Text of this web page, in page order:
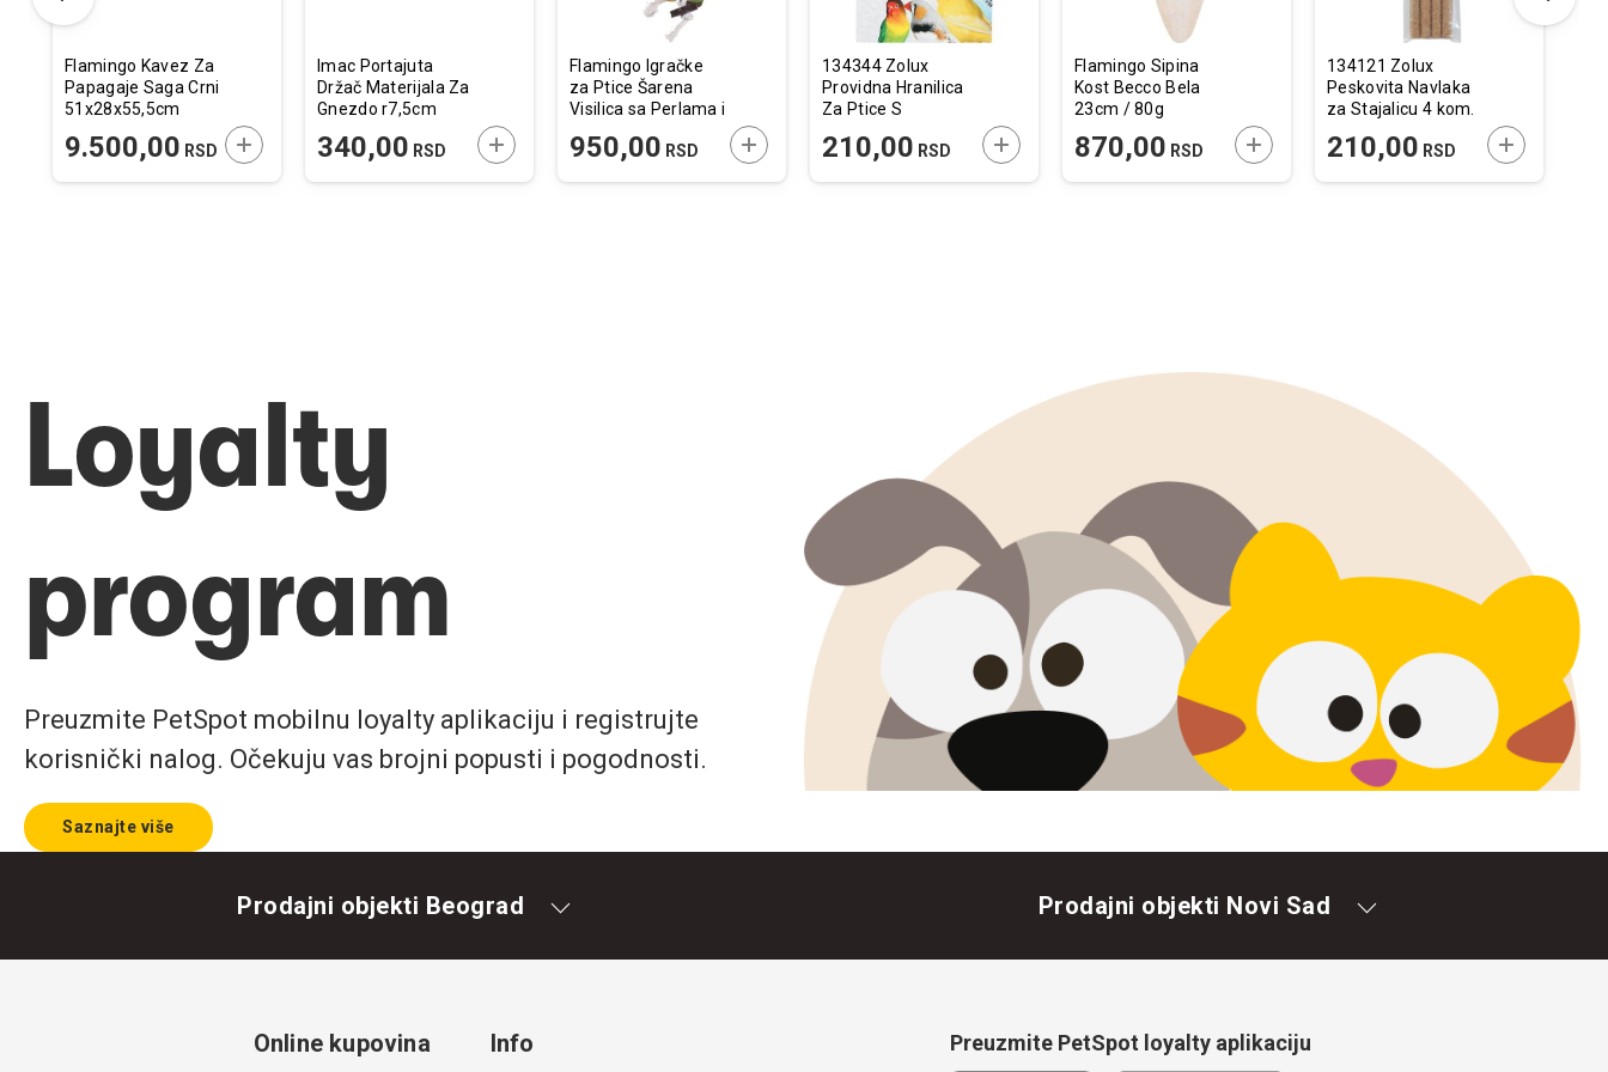
U KORPU
Flamingo Kavez Za
Papagaje Saga Crni
51x28x55,5cm
9.500,00 RSD DODAJTE U KORPU
Imac Portajuta
Držač Materijala Za
Gnezdo r7,5cm
340,00 RSD DODAJTE U KORPU
Flamingo Igračke
za Ptice Šarena
Visilica sa Perlama i
950,00 RSD DODAJTE U KORPU
134344 Zolux
Providna Hranilica
Za Ptice S
210,00 RSD DODAJTE U KORPU
Flamingo Sipina
Kost Becco Bela
23cm / 80g
870,00 RSD DODAJTE U KORPU
134121 Zolux
Peskovita Navlaka
za Stajalicu 4 kom.
210,00 RSD DODAJTE U
Loyalty
program
Preuzmite PetSpot mobilnu loyalty aplikaciju i registrujte
korisnički nalog. Očekuju vas brojni popusti i pogodnosti.
Saznajte više
Prodajni objekti Beograd Prodajni objekti Novi Sad
Online kupovina Info Preuzmite PetSpot loyalty aplikaciju